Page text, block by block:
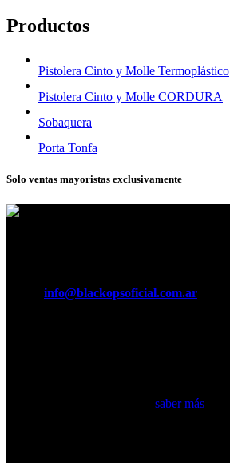
Productos
Pistolera Cinto y Molle Termoplástico
Pistolera Cinto y Molle CORDURA
Sobaquera
Porta Tonfa
Solo ventas mayoristas exclusivamente
info@blackopsoficial.com.ar
saber más